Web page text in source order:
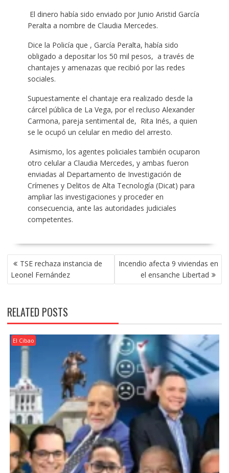
El dinero había sido enviado por Junio Aristid García
Peralta a nombre de Claudia Mercedes.
Dice la Policía que , García Peralta, había sido
obligado a depositar los 50 mil pesos, a través de
chantajes y amenazas que recibió por las redes
sociales.
Supuestamente el chantaje era realizado desde la
cárcel pública de La Vega, por el recluso Alexander
Carmona, pareja sentimental de, Rita Inés, a quien
se le ocupó un celular en medio del arresto.
Asimismo, los agentes policiales también ocuparon
otro celular a Claudia Mercedes, y ambas fueron
enviadas al Departamento de Investigación de
Crímenes y Delitos de Alta Tecnología (Dicat) para
ampliar las investigaciones y proceder en
consecuencia, ante las autoridades judiciales
competentes.
POST
NAVIGATION
TSE rechaza instancia de
Leonel Fernández
Incendio afecta 9 viviendas en
el ensanche Libertad
RELATED POSTS
El Cibao